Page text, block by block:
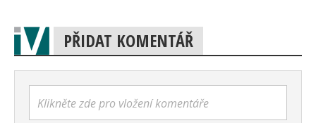
PŘIDAT KOMENTÁŘ
Klikněte zde pro vložení komentáře